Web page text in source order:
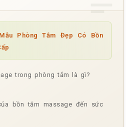
Phòng Tắm Đẹp Có Bồn
trong phòng tắm là gì?
bồn tắm massage đến sức